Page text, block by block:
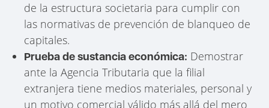
de la estructura societaria para cumplir con
las normativas de prevención de blanqueo de
capitales.
Prueba de sustancia económica: Demostrar
ante la Agencia Tributaria que la filial
extranjera tiene medios materiales, personal y
un motivo comercial válido más allá del mero